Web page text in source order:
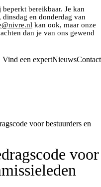
bereikbaar. Je kan
en donderdag van
kan ook, maar onze
dan je van ons gewend
Vind een expertNieuwsContact
voor bestuurders en
voor